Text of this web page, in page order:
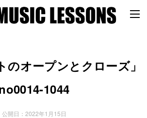
のオープンとクローズ」
1044
公開日： 2022年1月15日